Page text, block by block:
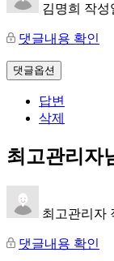
김명희 작성
댓글내용 확인
댓글옵션
답변
삭제
최고관리자
최고관리자
댓글내용 확인